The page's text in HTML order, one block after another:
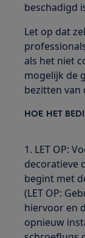
beschadigd
Let op dat
als het niet
mogelijk de
bezitten van
HOE HET
1. LET OP:
decoratieve
begint met
(LET OP:
hiervoor en
opnieuw